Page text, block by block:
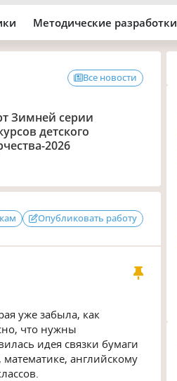
Методические разработки
Все новости
Зимней серии
детского
2026
Опубликовать работу
уже забыла, как
что нужны
идея связки бумаги
английскому